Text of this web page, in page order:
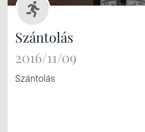
Szántolás
2016/11/09
Szántolás